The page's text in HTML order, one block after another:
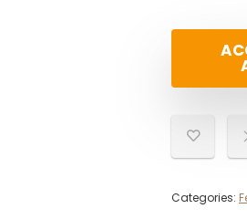
Categories: